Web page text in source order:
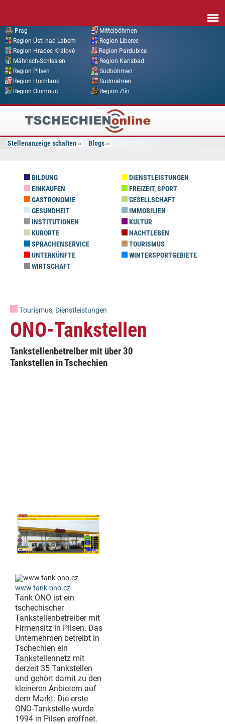
Prag
Mittelböhmen
Region Ústí nad Labem
Region Liberec
Region Hradec Králové
Region Pardubice
Mährisch-Schlesien
Region Karlsbad
Region Pilsen
Südböhmen
Region Hochland
Südmähren
Region Olomouc
Region Zlín
Tschechien
Online
Stellenanzeige schalten Blogs
BILDUNG
DIENSTLEISTUNGEN
EINKAUFEN
FREIZEIT, SPORT
GASTRONOMIE
GESELLSCHAFT
GESUNDHEIT
IMMOBILIEN
INSTITUTIONEN
KULTUR
KURORTE
NACHTLEBEN
SPRACHENSERVICE
TOURISMUS
UNTERKÜNFTE
WINTERSPORTGEBIETE
WIRTSCHAFT
Tourismus, Dienstleistungen
ONO-Tankstellen
Tankstellenbetreiber mit über 30
Tankstellen in Tschechien
www.tank-ono.cz
Tank ONO ist ein
tschechischer
Tankstellenbetreiber mit
Firmensitz in Pilsen. Das
Unternehmen betreibt in
Tschechien ein
Tankstellennetz mit
derzeit 35 Tankstellen
und gehört damit zu den
kleineren Anbietern auf
dem Markt. Die erste
ONO-Tankstelle wurde
1994 in Pilsen eröffnet.